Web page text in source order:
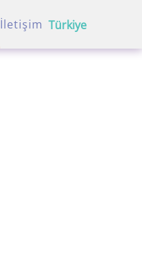
İletişim Türkiye